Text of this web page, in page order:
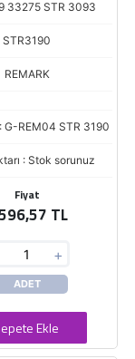
4/HDI 09 33275 STR 3093
STR3190
REMARK
G-REM04 STR 3190
: Stok sorunuz
Fiyat
TL
+
ADET
Ekle